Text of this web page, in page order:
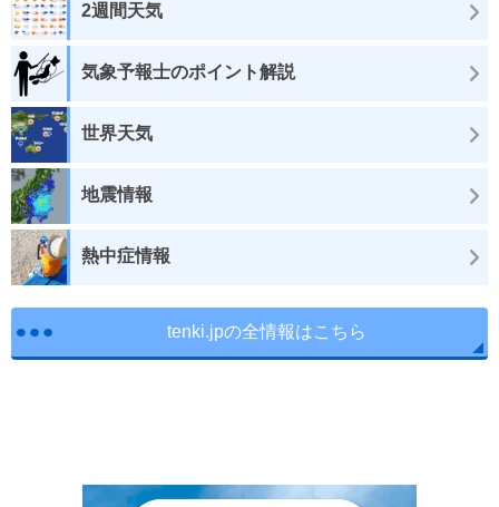
2週間天気
気象予報士のポイント解説
世界天気
地震情報
熱中症情報
tenki.jpの全情報はこちら